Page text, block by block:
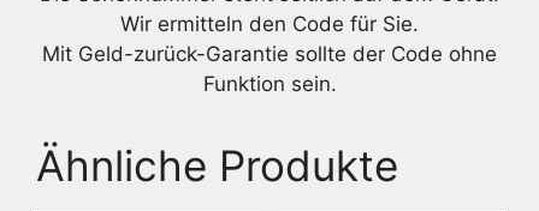
Wir ermitteln den Code für Sie.
Mit Geld-zurück-Garantie sollte der Code ohne
Funktion sein.
Ähnliche Produkte